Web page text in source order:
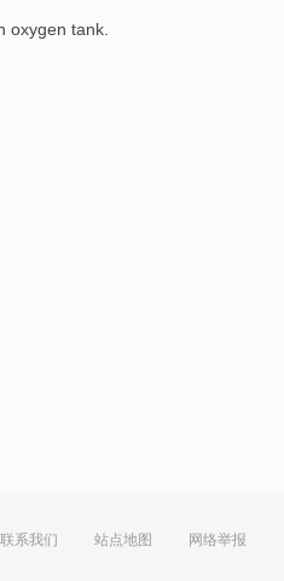
oxygen tank.
联系我们 站点地图 网络举报